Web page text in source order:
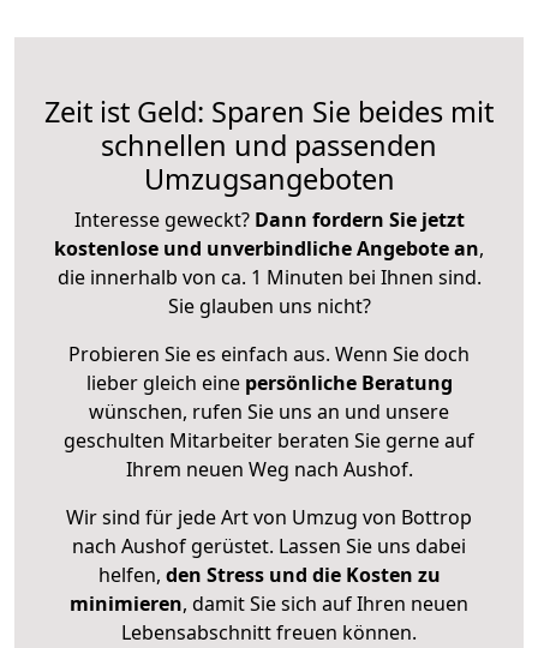
Zeit ist Geld: Sparen Sie beides mit
schnellen und passenden
Umzugsangeboten
Interesse geweckt? Dann fordern Sie jetzt
kostenlose und unverbindliche Angebote an,
die innerhalb von ca. 1 Minuten bei Ihnen sind.
Sie glauben uns nicht?
Probieren Sie es einfach aus. Wenn Sie doch
lieber gleich eine persönliche Beratung
wünschen, rufen Sie uns an und unsere
geschulten Mitarbeiter beraten Sie gerne auf
Ihrem neuen Weg nach Aushof.
Wir sind für jede Art von Umzug von Bottrop
nach Aushof gerüstet. Lassen Sie uns dabei
helfen, den Stress und die Kosten zu
minimieren, damit Sie sich auf Ihren neuen
Lebensabschnitt freuen können.